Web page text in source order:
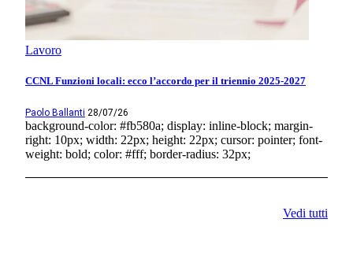
Lavoro
CCNL Funzioni locali: ecco l’accordo per il triennio 2025-2027
Paolo Ballanti 28/07/26
background-color: #fb580a; display: inline-block; margin-
right: 10px; width: 22px; height: 22px; cursor: pointer; font-
weight: bold; color: #fff; border-radius: 32px;
Vedi tutti